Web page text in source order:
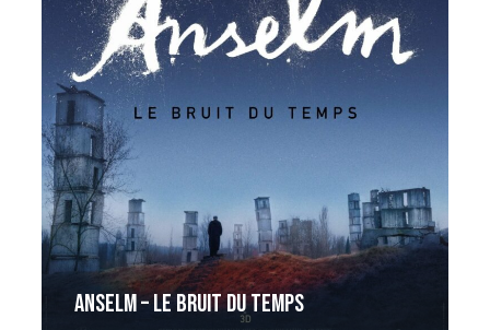
ANSELM – LE BRUIT DU TEMPS